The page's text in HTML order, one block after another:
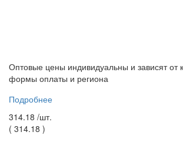
Оптовые цены индивидуальны и зависят от
формы оплаты и региона
Подробнее
314.18 /шт.
( 314.18 )